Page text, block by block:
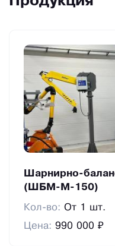
Шарнирно-
(ШБМ-М-150)
Кол-во:От 1 шт.
Цена:990 000 ₽